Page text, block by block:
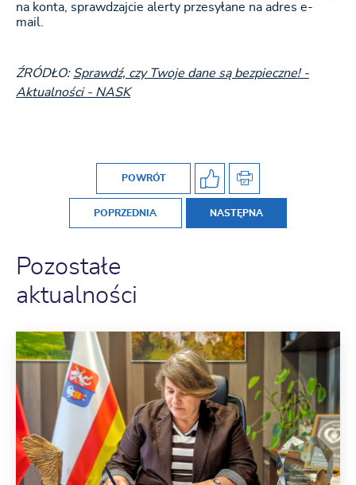
na konta, sprawdzajcie alerty przesyłane na adres e-
mail.
ŹRÓDŁO: Sprawdź, czy Twoje dane są bezpieczne! -
Aktualności - NASK
POWRÓT
POPRZEDNIA NASTĘPNA
Pozostałe
aktualności